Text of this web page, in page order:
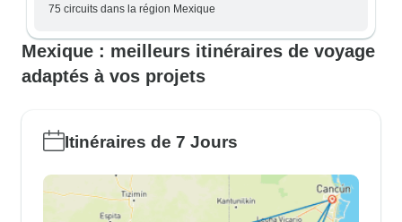
75 circuits dans la région Mexique
Mexique : meilleurs itinéraires de voyage
adaptés à vos projets
Itinéraires de 7 Jours